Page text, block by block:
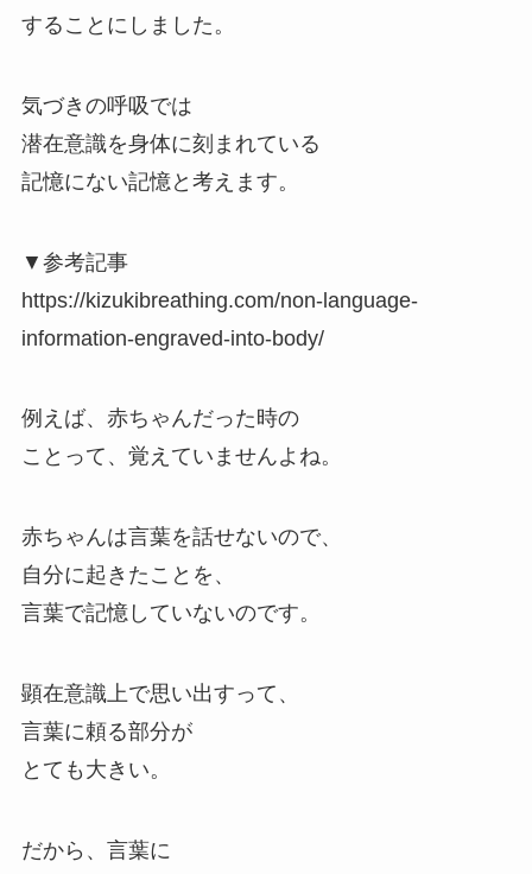
することにしました。
気づきの呼吸では
潜在意識を身体に刻まれている
記憶にない記憶と考えます。
▼参考記事
https://kizukibreathing.com/non-language-
information-engraved-into-body/
例えば、赤ちゃんだった時の
ことって、覚えていませんよね。
赤ちゃんは言葉を話せないので、
自分に起きたことを、
言葉で記憶していないのです。
顕在意識上で思い出すって、
言葉に頼る部分が
とても大きい。
だから、言葉に